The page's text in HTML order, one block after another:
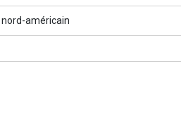
nord-américain